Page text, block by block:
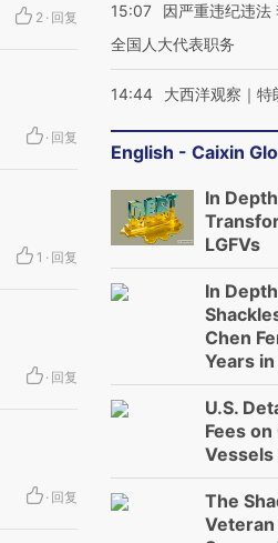
2 · 回复
· 回复
1 · 回复
· 回复
· 回复
15:07
因严重违纪违法
全国人大代表职务
14:44 大西洋观察｜
English - Caixin
In
LGFVs
In
Chen
Years
U.S.
Fees
Vessels
The
Veteran